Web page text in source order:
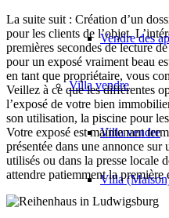
Vendre des
Villavendre
Villa vendre
Villa
La suite suit : Création d’un
pour les clients de l’objet.
premières secondes de lecture
pour un exposé vraiment beau
en tant que propriétaire, vous
Veillez à ce que les différentes
l’exposé de votre bien
son utilisation, la piscine pour
Votre exposé est maintenant
présentée dans une annonce
utilisés ou dans la presse locale
attendre patiemment la première